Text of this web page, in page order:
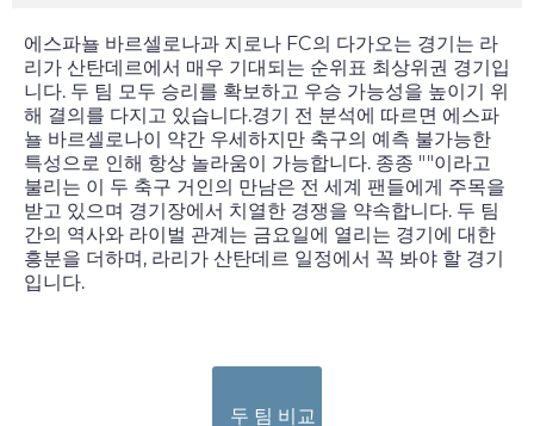
에스파뇰 바르셀로나과 지로나 FC의 다가오는 경기는 라
리가 산탄데르에서 매우 기대되는 순위표 최상위권 경기입
니다. 두 팀 모두 승리를 확보하고 우승 가능성을 높이기 위
해 결의를 다지고 있습니다.경기 전 분석에 따르면 에스파
뇰 바르셀로나이 약간 우세하지만 축구의 예측 불가능한
특성으로 인해 항상 놀라움이 가능합니다. 종종 ""이라고
불리는 이 두 축구 거인의 만남은 전 세계 팬들에게 주목을
받고 있으며 경기장에서 치열한 경쟁을 약속합니다. 두 팀
간의 역사와 라이벌 관계는 금요일에 열리는 경기에 대한
흥분을 더하며, 라리가 산탄데르 일정에서 꼭 봐야 할 경기
입니다.
두 팀 비교